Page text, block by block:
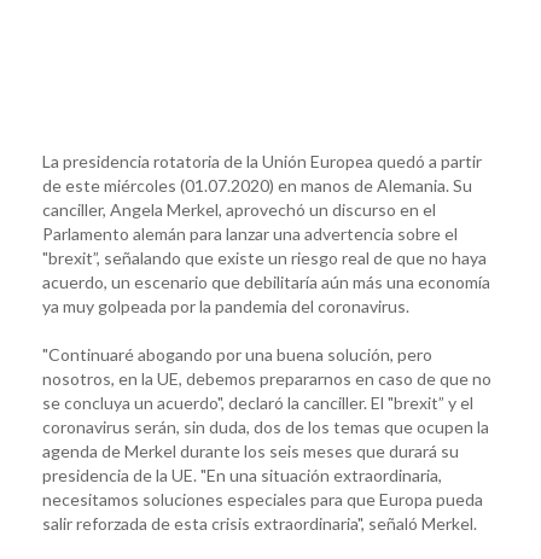
La presidencia rotatoria de la Unión Europea quedó a partir
de este miércoles (01.07.2020) en manos de Alemania. Su
canciller, Angela Merkel, aprovechó un discurso en el
Parlamento alemán para lanzar una advertencia sobre el
"brexit”, señalando que existe un riesgo real de que no haya
acuerdo, un escenario que debilitaría aún más una economía
ya muy golpeada por la pandemia del coronavirus.
"Continuaré abogando por una buena solución, pero
nosotros, en la UE, debemos prepararnos en caso de que no
se concluya un acuerdo", declaró la canciller. El "brexit” y el
coronavirus serán, sin duda, dos de los temas que ocupen la
agenda de Merkel durante los seis meses que durará su
presidencia de la UE. "En una situación extraordinaria,
necesitamos soluciones especiales para que Europa pueda
salir reforzada de esta crisis extraordinaria", señaló Merkel.